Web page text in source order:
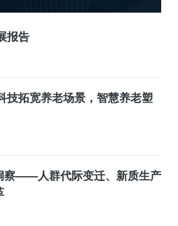
报告
拓宽养老场景，智慧养老塑
察——人群代际变迁、新质生产